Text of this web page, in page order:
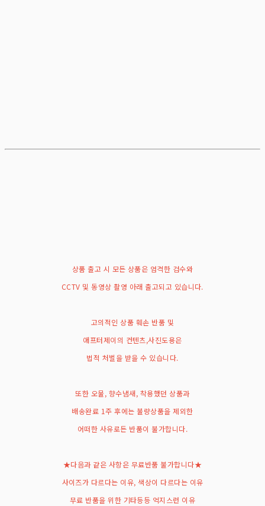
상품 출고 시 모든 상품은 엄격한 검수와
CCTV 및 동영상 촬영 아래 출고되고 있습니다.
고의적인 상품 훼손 반품 및
애프터제이의 컨텐츠,사진도용은
법적 처벌을 받을 수 있습니다.
또한 오물, 향수냄새, 착용했던 상품과
배송완료 1주 후에는 불량상품을 제외한
어떠한 사유로든 반품이 불가합니다.
★다음과 같은 사항은 무료반품 불가합니다★
사이즈가 다르다는 이유, 색상이 다르다는 이유
무료 반품을 위한 기타등등 억지스런 이유